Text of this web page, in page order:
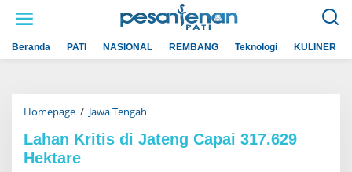
Beranda PATI NASIONAL REMBANG Teknologi KULINER
Homepage / Jawa Tengah
h
a
Lahan Kritis di Jateng Capai 317.629
Hektare